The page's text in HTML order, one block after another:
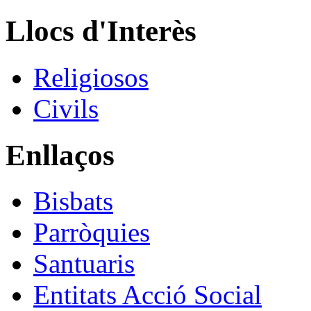
Llocs d'Interès
Religiosos
Civils
Enllaços
Bisbats
Parròquies
Santuaris
Entitats Acció Social